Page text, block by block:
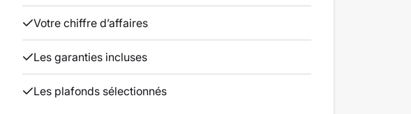
Votre chiffre d’affaires
Les garanties incluses
Les plafonds sélectionnés